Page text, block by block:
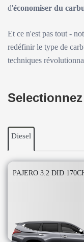
d'économiser du
Et ce n'est pas tout -
redéfinir le type de
techniques
Diesel
PAJERO 3.2 DID